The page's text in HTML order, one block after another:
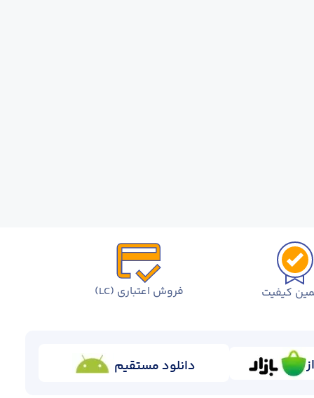
کیفیت فروش اعتباری (LC)
دانلود مستقیم